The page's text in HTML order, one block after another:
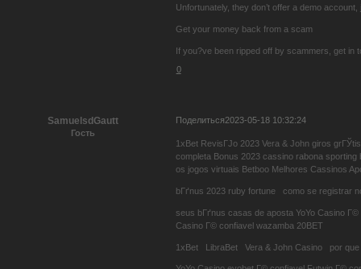
Unfortunately, they don’t offer a demo
Get your money back from a scam
If you?ve been ripped off by scammers, get in
0
Поделиться2023-05-18 10:32:24
SamuelsdGautt
Гость
1xBet RevisГЈo 2023 Vera & John giros
completa Bonus 2023 cassino rabona
os jogos virtuais Betboo Melhores Cassinos
bГґnus 2023 ruby fortune como se
seus bГґnus casas de aposta YoYo Casino
Casino Г© confiavel wazamba 20BET
1xBet LibraBet Vera & John Casino por